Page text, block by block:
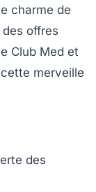
charme de
offres
Club Med et
merveille
des